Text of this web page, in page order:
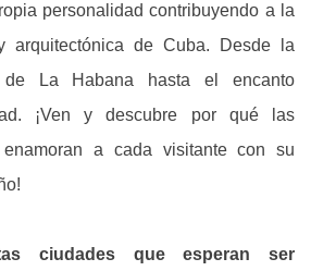
personalidad contribuyendo a la
arquitectónica de Cuba. Desde la
de La Habana hasta el encanto
¡Ven y descubre por qué las
a cada visitante con su
ciudades que esperan ser